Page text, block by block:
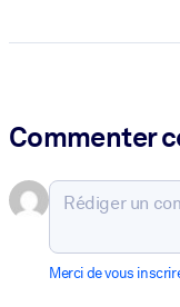
Commenter
Merci de vous